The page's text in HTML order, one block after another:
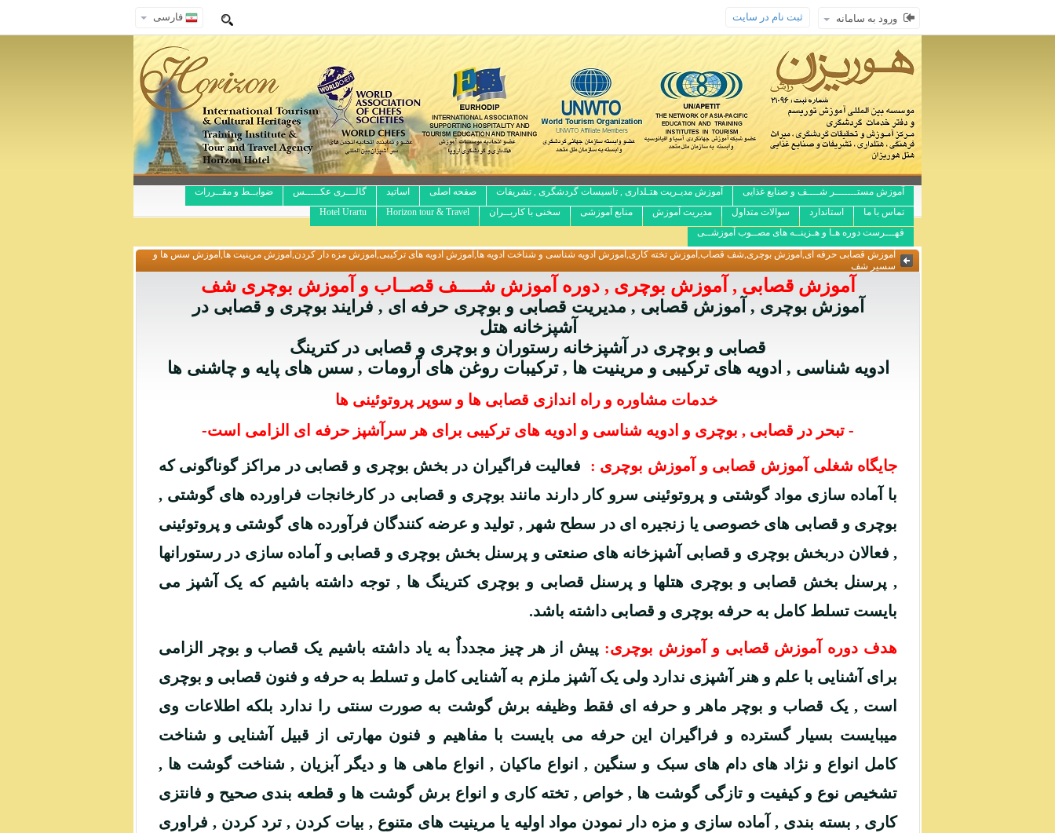
فارسی ورود به سامانه ثبت نام در سایت
آموزش مستـــــــر شــــف و صنایع غذایی آموزش مدیـریت هتـلداری , تاسیسات گردشگری , تشریفات صفحه اصلی اساتید گالـــری عکـــــس
ضوابــط و مقــررات
تماس با ما
استاندارد سوالات متداول مدیریت آموزش منابع آموزشی سخنی با کاربــران Horizon tour & Travel
Hotel Urartu
فهـــرست دوره هـا و هـزینــه های مصــوب آموزشــی
آموزش قصابی حرفه ای,آموزش بوچری,شف قصاب,آموزش تخته کاری,آموزش ادویه شناسی و شناخت ادویه ها,آموزش ادویه های ترکیبی,آموزش مزه دار کردن,آموزش مرینیت ها,آموزش سس ها و
سسیر شف
آموزش قصابی , آموزش بوچری , دوره آموزش شــــف قصــاب و آموزش بوچری شف
آموزش بوچری , آموزش قصابی , مدیریت قصابی و بوچری حرفه ای , فرایند بوچری و قصابی در
آشپزخانه هتل
قصابی و بوچری در آشپزخانه رستوران و بوچری و قصابی در کترینگ
ادویه شناسی , ادویه های ترکیبی و مرینیت ها , ترکیبات روغن های آرومات , سس های پایه و چاشنی ها
خدمات مشاوره و راه اندازی قصابی ها و سوپر پروتوئینی ها
- تبحر در قصابی , بوچری و ادویه شناسی و ادویه های ترکیبی برای هر سرآشپز حرفه ای الزامی است-
جایگاه شغلی آموزش قصابی و آموزش بوچری : فعالیت فراگیران در بخش بوچری و قصابی در مراکز گوناگونی که
با آماده سازی مواد گوشتی و پروتوئینی سرو کار دارند مانند بوچری و قصابی در کارخانجات فراورده های گوشتی ,
بوچری و قصابی های خصوصی یا زنجیره ای در سطح شهر , تولید و عرضه کنندگان فرآورده های گوشتی و پروتوئینی
, فعالان دربخش بوچری و قصابی آشپزخانه های صنعتی و پرسنل بخش بوچری و قصابی و آماده سازی در رستورانها
, پرسنل بخش قصابی و بوچری هتلها و پرسنل قصابی و بوچری کترینگ ها , توجه داشته باشیم که یک آشپز می
بایست تسلط کامل به حرفه بوچری و قصابی داشته باشد.
هدف دوره آموزش قصابی و آموزش بوچری: پیش از هر چیز مجدداٌ به یاد داشته باشیم یک قصاب و بوچر الزامی
برای آشنایی با علم و هنر آشپزی ندارد ولی یک آشپز ملزم به آشنایی کامل و تسلط به حرفه و فنون قصابی و بوچری
است , یک قصاب و بوچر ماهر و حرفه ای فقط وظیفه برش گوشت به صورت سنتی را ندارد بلکه اطلاعات وی
میبایست بسیار گسترده و فراگیران این حرفه می بایست با مفاهیم و فنون مهارتی از قبیل آشنایی و شناخت
کامل انواع و نژاد های دام های سبک و سنگین , انواع ماکیان , انواع ماهی ها و دیگر آبزیان , شناخت گوشت ها ,
تشخیص نوع و کیفیت و تازگی گوشت ها , خواص , تخته کاری و انواع برش گوشت ها و قطعه بندی صحیح و فانتزی
کاری , بسته بندی , آماده سازی و مزه دار نمودن مواد اولیه یا مرینیت های متنوع , بیات کردن , ترد کردن , فراوری